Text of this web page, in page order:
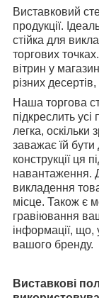
Виставковий
продукції.
стійка для
торгових
вітрин у
різних
Наша торгова
підкреслить
легка,
заважає їй
конструкції ця
навантаження.
викладення
місце. Також є
гравіювання
інформації, що,
вашого бренду.
Виставкові